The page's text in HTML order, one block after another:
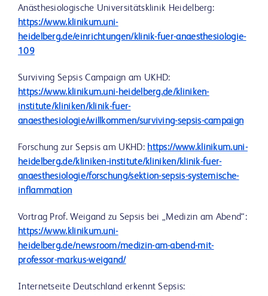
Anästhesiologische Universitätsklinik Heidelberg:
https://www.klinikum.uni-
heidelberg.de/einrichtungen/klinik-fuer-anaesthesiologie-
109
Surviving Sepsis Campaign am UKHD:
https://www.klinikum.uni-heidelberg.de/kliniken-
institute/kliniken/klinik-fuer-
anaesthesiologie/willkommen/surviving-sepsis-campaign
Forschung zur Sepsis am UKHD: https://www.klinikum.uni-
heidelberg.de/kliniken-institute/kliniken/klinik-fuer-
anaesthesiologie/forschung/sektion-sepsis-systemische-
inflammation
Vortrag Prof. Weigand zu Sepsis bei „Medizin am Abend“:
https://www.klinikum.uni-
heidelberg.de/newsroom/medizin-am-abend-mit-
professor-markus-weigand/
Internetseite Deutschland erkennt Sepsis: